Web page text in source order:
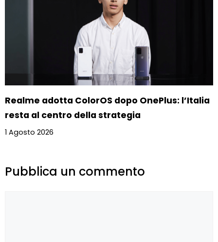
Realme adotta ColorOS dopo OnePlus: l’Italia
resta al centro della strategia
1 Agosto 2026
Pubblica un commento